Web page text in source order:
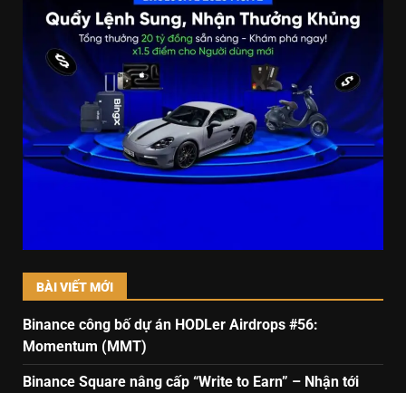
BÀI VIẾT MỚI
Binance công bố dự án HODLer Airdrops #56:
Momentum (MMT)
Binance Square nâng cấp “Write to Earn” – Nhận tới